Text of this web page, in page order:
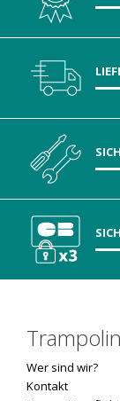
Wer sind wir?
Kontakt